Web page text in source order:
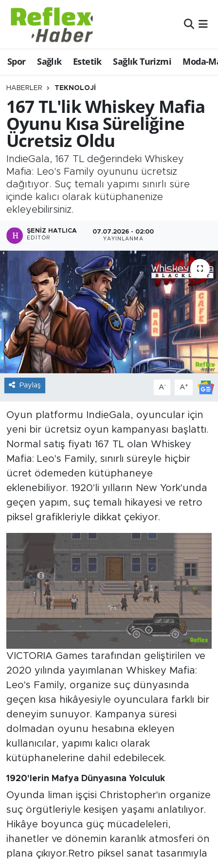
Spor Sağlık Estetik Sağlık Turizmi Moda-
HABERLER TEKNOLOJI
167 TL'lik Whiskey Mafia
Oyunu Kısa Süreliğine
Ücretsiz Oldu
IndieGala, 167 TL değerindeki Whiskey
Mafia: Leo's Family oyununu ücretsiz
dağıtıyor. Suç temalı yapımı sınırlı süre
içinde kalıcı olarak kütüphanenize
ekleyebilirsiniz.
ŞENIZ HATLICA
EDITÖR
07.07.2026 - 02:00
YAYINLANMA
Paylaş A- A+
Oyun platformu IndieGala, oyuncular için
yeni bir ücretsiz oyun kampanyası başlattı.
Normal satış fiyatı 167 TL olan Whiskey
Mafia: Leo's Family, sınırlı süreyle hiçbir
ücret ödemeden kütüphaneye
eklenebiliyor. 1920'li yılların New York'unda
geçen yapım, suç temalı hikayesi ve retro
piksel grafikleriyle dikkat çekiyor.
VICTORIA Games tarafından geliştirilen ve
2020 yılında yayımlanan Whiskey Mafia:
Leo's Family, organize suç dünyasında
geçen kısa hikâyesiyle oyunculara farklı bir
deneyim sunuyor. Kampanya süresi
dolmadan oyunu hesabına ekleyen
kullanıcılar, yapımı kalıcı olarak
kütüphanelerine dahil edebilecek.
1920'lerin Mafya Dünyasına Yolculuk
Oyunda liman işçisi Christopher'ın organize
suç örgütleriyle kesişen yaşamı anlatılıyor.
Hikâye boyunca güç mücadeleleri,
ihanetler ve dönemin karanlık atmosferi ön
plana çıkıyor.Retro piksel sanat tasarımıyla
Eğitim
Estetik
Firmalardan
Güncel
İş ve Ekonomi
Moda-Magazin-Eğlence
Sağlık
Sağlık Turizmi
Sanat
Spor
Teknoloji
Nöbetçi Eczaneler
Hava Durumu
Namaz Vakitleri
Trafik Durumu
Şampiyonlar Ligi Puan Durumu ve Fikstür
Tüm Manşetler
Son Dakika Haberleri
Haber Arşivi